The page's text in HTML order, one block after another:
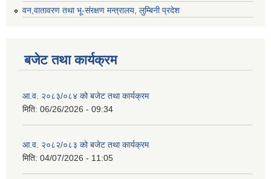
वन,वातावरण तथा भू-संरक्षण मन्त्रालय, लुम्बिनी प्रदेश
बजेट तथा कार्यक्रम
आ.व. २०८३/०८४ को बजेट तथा कार्यक्रम
मिति: 06/26/2026 - 09:34
आ.व. २०८२/०८३ को बजेट तथा कार्यक्रम
मिति: 04/07/2026 - 11:05